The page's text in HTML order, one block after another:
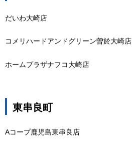
だいわ大崎店
コメリハードアンドグリーン曽於大崎店
ホームプラザナフコ大崎店
東串良町
Aコープ鹿児島東串良店